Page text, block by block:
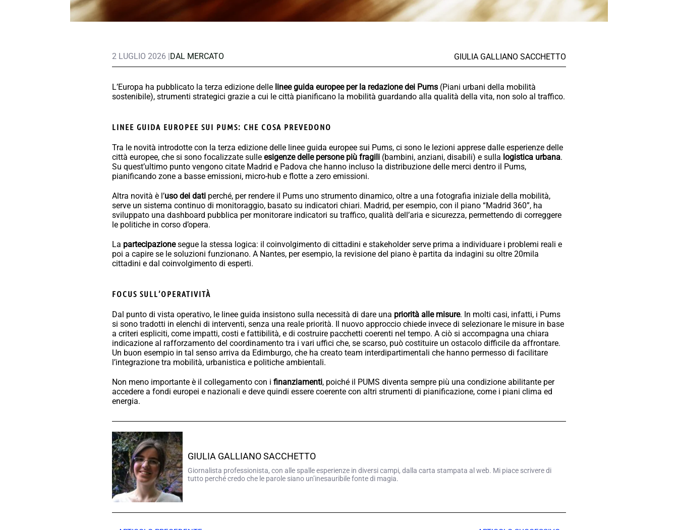
2 LUGLIO 2026 |DAL MERCATO GIULIA GALLIANO SACCHETTO
L’Europa ha pubblicato la terza edizione delle linee guida europee per la redazione dei Pums (Piani urbani della mobilità
sostenibile), strumenti strategici grazie a cui le città pianificano la mobilità guardando alla qualità della vita, non solo al traffico.
LINEE GUIDA EUROPEE SUI PUMS: CHE COSA PREVEDONO
Tra le novità introdotte con la terza edizione delle linee guida europee sui Pums, ci sono le lezioni apprese dalle esperienze delle
città europee, che si sono focalizzate sulle esigenze delle persone più fragili (bambini, anziani, disabili) e sulla logistica urbana.
Su quest’ultimo punto vengono citate Madrid e Padova che hanno incluso la distribuzione delle merci dentro il Pums,
pianificando zone a basse emissioni, micro-hub e flotte a zero emissioni.
Altra novità è l’uso dei dati perché, per rendere il Pums uno strumento dinamico, oltre a una fotografia iniziale della mobilità,
serve un sistema continuo di monitoraggio, basato su indicatori chiari. Madrid, per esempio, con il piano “Madrid 360”, ha
sviluppato una dashboard pubblica per monitorare indicatori su traffico, qualità dell’aria e sicurezza, permettendo di correggere
le politiche in corso d’opera.
La partecipazionesegue la stessa logica: il coinvolgimento di cittadini e stakeholder serve prima a individuare i problemi reali e
poi a capire se le soluzioni funzionano. A Nantes, per esempio, la revisione del piano è partita da indagini su oltre 20mila
cittadini e dal coinvolgimento di esperti.
FOCUS SULL’OPERATIVITÀ
Dal punto di vista operativo, le linee guida insistono sulla necessità di dare una priorità alle misure. In molti casi, infatti, i Pums
si sono tradotti in elenchi di interventi, senza una reale priorità. Il nuovo approccio chiede invece di selezionare le misure in base
a criteri espliciti, come impatti, costi e fattibilità, e di costruire pacchetti coerenti nel tempo. A ciò si accompagna una chiara
indicazione al rafforzamento del coordinamento tra i vari uffici che, se scarso, può costituire un ostacolo difficile da affrontare.
Un buon esempio in tal senso arriva da Edimburgo, che ha creato team interdipartimentali che hanno permesso di facilitare
l’integrazione tra mobilità, urbanistica e politiche ambientali.
Non meno importante è il collegamento con i finanziamenti, poiché il PUMS diventa sempre più una condizione abilitante per
accedere a fondi europei e nazionali e deve quindi essere coerente con altri strumenti di pianificazione, come i piani clima ed
energia.
GIULIA GALLIANO SACCHETTO
Giornalista professionista, con alle spalle esperienze in diversi campi, dalla carta stampata al web. Mi piace scrivere di
tutto perché credo che le parole siano un’inesauribile fonte di magia.